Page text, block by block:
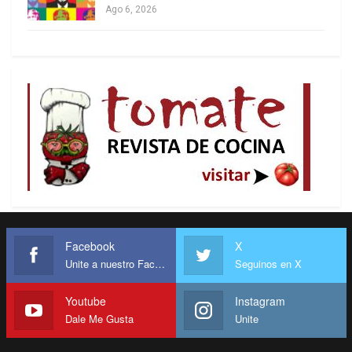
Esa es una competencia permanente para
acuerdo con ello, pero yo agrego que sean
competitivos.
Durante décadas los cubanos han intentado
acceder a una oferta diferente, a través de
antenas parabólicas piratas, suscripciones
cual renace sin cesar, a pesar de la persecución
policiaca.
La serie televisiva más popular en los últimos
meses en Cuba es El patrón del mal, producida por
Caracol de Colombia, basada en la vida del
Ago 6, 2026
Facebook
Unite a nuestro Facebook
X
Seguinos en X
Youtube
Dale Me Gusta
Instagram
Unite